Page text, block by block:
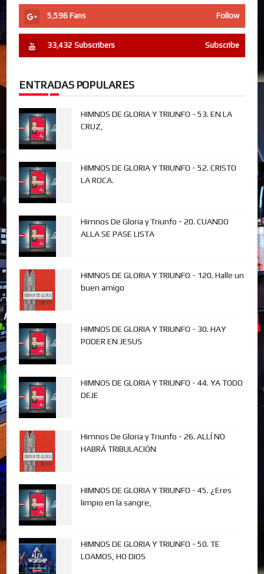
5,596 Fans Follow
33,432 Subscribers Subscribe
ENTRADAS POPULARES
HIMNOS DE GLORIA Y TRIUNFO - 53. EN LA
CRUZ,
HIMNOS DE GLORIA Y TRIUNFO - 52. CRISTO
LA ROCA.
Himnos De Gloria y Triunfo - 20. CUANDO
ALLA SE PASE LISTA
HIMNOS DE GLORIA Y TRIUNFO - 120. Halle un
buen amigo
HIMNOS DE GLORIA Y TRIUNFO - 30. HAY
PODER EN JESUS
HIMNOS DE GLORIA Y TRIUNFO - 44. YA TODO
DEJE
Himnos De Gloria y Triunfo - 26. ALLÍ NO
HABRÁ TRIBULACIÓN
HIMNOS DE GLORIA Y TRIUNFO - 45. ¿Eres
limpio en la sangre,
HIMNOS DE GLORIA Y TRIUNFO - 50. TE
LOAMOS, HO DIOS